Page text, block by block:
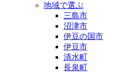
地域で選ぶ
三島市
沼津市
伊豆の国市
伊豆市
清水町
長泉町